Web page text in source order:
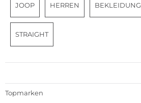
JOOP HERREN BEKLEIDUNG
STRAIGHT
Topmarken